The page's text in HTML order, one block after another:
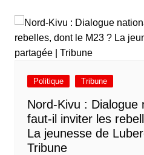
Politique Tribune
Nord-Kivu : Dialogue
faut-il inviter les
La jeunesse de
Tribune